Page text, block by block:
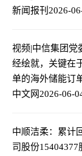
新闻报刊 2026-
视频|中信集团党
经绘就，关键在
单的海外储能订
中文网2026-06-
中顺洁柔：累计
司股份15404377